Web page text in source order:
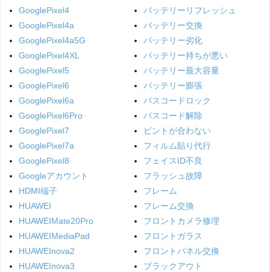
GooglePixel4
GooglePixel4a
GooglePixel4a5G
GooglePixel4XL
GooglePixel5
GooglePixel6
GooglePixel6a
GooglePixel6Pro
GooglePixel7
GooglePixel7a
GooglePixel8
Googleアカウント
HDMI端子
HUAWEI
HUAWEIMate20Pro
HUAWEIMediaPad
HUAWEInova2
HUAWEInova3
バッテリーリフレッシュ
バッテリー交換
バッテリー劣化
バッテリー持ちが悪い
バッテリー最大容量
バッテリー膨張
パスコードロック
パスコード解除
ピントが合わない
フィルム貼り代行
フェイスID不良
フラッシュ故障
フレーム
フレーム交換
フロントカメラ修理
フロントガラス
フロントパネル交換
ブラックアウト